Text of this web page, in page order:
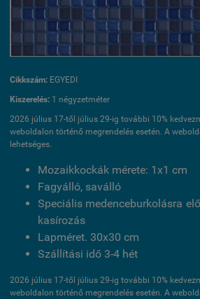
Cikkszám: EGYEDI
Kiszerelés: 1 négyzetméter
2026 július 17-től július 29-ig további 10%
weboldalon történő megrendelés esetén. A
lehetséges.
Mozaikkockák mérete: 1x1 cm
Fagyálló, saválló
Speciális medenceburkolásra
kasírozás
Lapméret. 30x30 cm
Szállítási idő 3-4 hét
2026 július 17-től július 29-ig további 10%
weboldalon történő megrendelés esetén. A